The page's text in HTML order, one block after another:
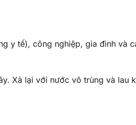
y tế), công nghiệp, gia đình và
Xả lại với nước vô trùng và lau